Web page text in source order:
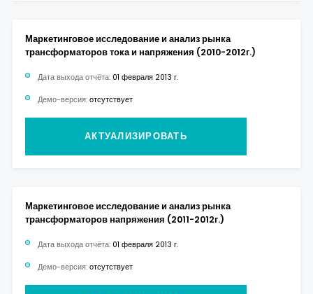
Маркетинговое исследование и анализ рынка
трансформаторов тока и напряжения (2010-2012г.)
Дата выхода отчёта: 01 февраля 2013 г.
Демо-версия: отсутствует
АКТУАЛИЗИРОВАТЬ
Маркетинговое исследование и анализ рынка
трансформаторов напряжения (2011-2012г.)
Дата выхода отчёта: 01 февраля 2013 г.
Демо-версия: отсутствует